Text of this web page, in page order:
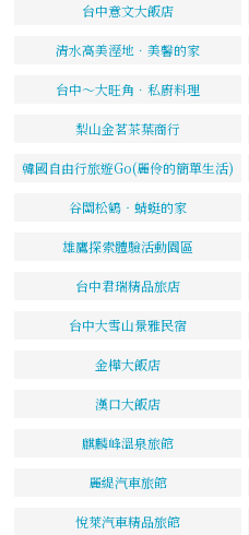
台中意文大飯店
清水高美溼地．美馨的家
台中～大旺角．私廚料理
梨山金茗茶葉商行
韓國自由行旅遊Go(麗伶的簡單生活)
谷關松鶴‧蜻蜓的家
雄鷹探索體驗活動園區
台中君瑞精品旅店
台中大雪山景雅民宿
金樺大飯店
漢口大飯店
麒麟峰溫泉旅館
麗緹汽車旅館
悅萊汽車精品旅館